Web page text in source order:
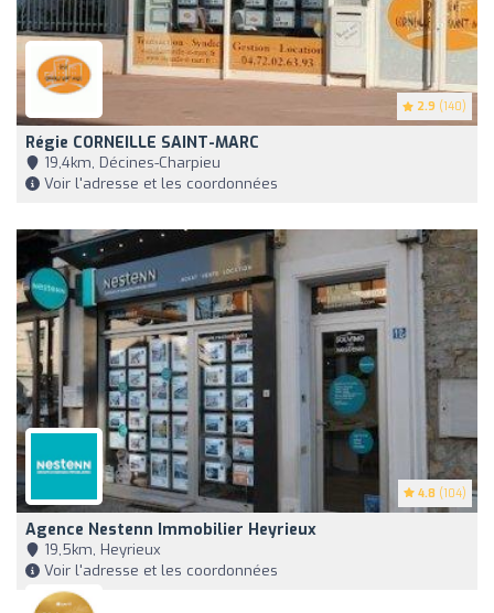
2.9 (140)
Régie CORNEILLE SAINT-MARC
19,4km, Décines-Charpieu
Voir l'adresse et les coordonnées
4.8 (104)
Agence Nestenn Immobilier Heyrieux
19,5km, Heyrieux
Voir l'adresse et les coordonnées